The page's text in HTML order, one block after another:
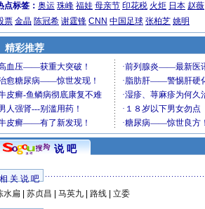
点标签： 奥运 珠峰 福娃 母亲节 印花税 火炬 日本 赵薇
票 金晶 陈冠希 谢霆锋 CNN 中国足球 张柏芝 姚明
精彩推荐
说 吧
关 说 吧
水扁
苏贞昌 马英九| 路线| 立委